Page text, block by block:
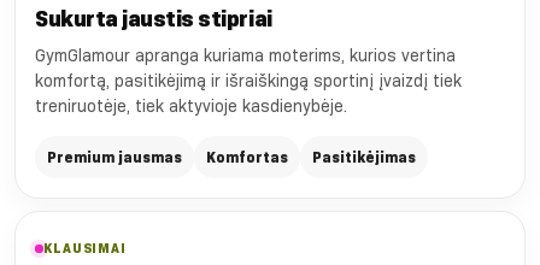
Sukurta jaustis stipriai
GymGlamour apranga kuriama moterims, kurios vertina
komfortą, pasitikėjimą ir išraiškingą sportinį įvaizdį tiek
treniruotėje, tiek aktyvioje kasdienybėje.
Premium jausmas Komfortas Pasitikėjimas
KLAUSIMAI